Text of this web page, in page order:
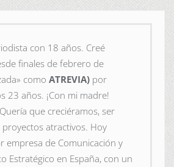
con 18 años. Creé
finales de febrero de
como ATREVIA) por
23 años. ¡Con mi madre!
que creciéramos, ser
proyectos atractivos. Hoy
empresa de Comunicación y
Estratégico en España, con un